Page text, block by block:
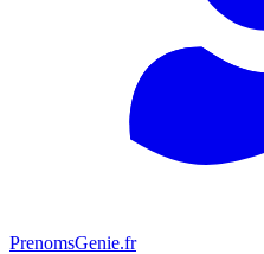
PrenomsGenie.fr